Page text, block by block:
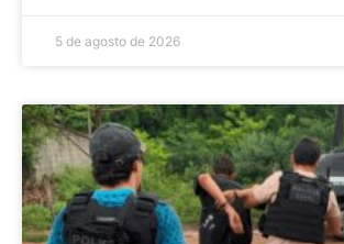
5 de agosto de 2026